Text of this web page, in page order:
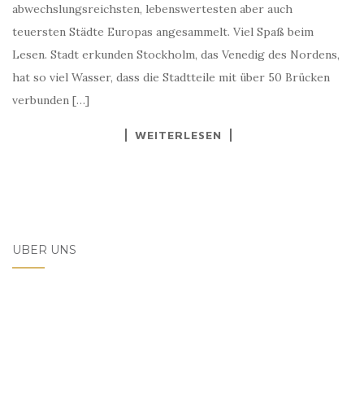
abwechslungsreichsten, lebenswertesten aber auch
teuersten Städte Europas angesammelt. Viel Spaß beim
Lesen. Stadt erkunden Stockholm, das Venedig des Nordens,
hat so viel Wasser, dass die Stadtteile mit über 50 Brücken
verbunden […]
WEITERLESEN
ÜBER UNS